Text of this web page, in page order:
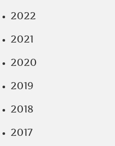
2022
2021
2020
2019
2018
2017